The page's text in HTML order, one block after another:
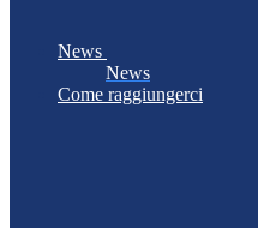
News
News
Come raggiungerci